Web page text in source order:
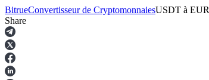
Contrats à terme
BitrueConvertisseur de CryptomonnaiesUSDT à EUR
Share